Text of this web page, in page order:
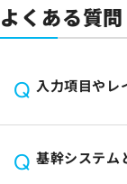
よくある質問
Q 入力項目やレ
Q 基幹システム